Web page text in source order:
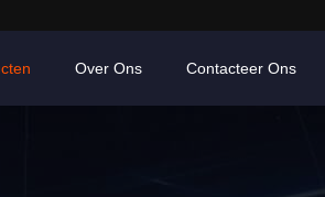
Over Ons Contacteer Ons